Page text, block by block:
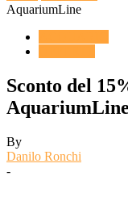
AquariumLine
Sconto del
AquariumLine
By
Danilo Ronchi
-